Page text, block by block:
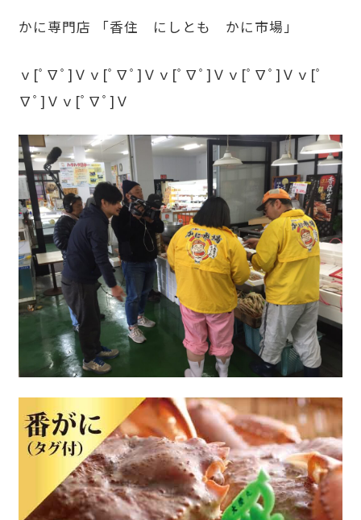
かに専門店 「香住 にしとも かに市場」
ｖ[ﾟ∇ﾟ]Ｖｖ[ﾟ∇ﾟ]Ｖｖ[ﾟ∇ﾟ]Ｖｖ[ﾟ∇ﾟ]Ｖｖ[ﾟ
∇ﾟ]Ｖｖ[ﾟ∇ﾟ]Ｖ